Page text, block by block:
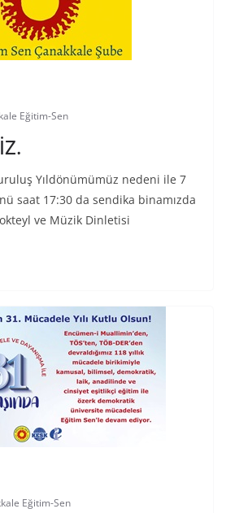
Eğitim-Sen
Yıldönümümüz nedeni ile 7
saat 17:30 da sendika binamızda
ve Müzik Dinletisi
Eğitim-Sen